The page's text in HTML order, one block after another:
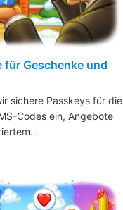
für Geschenke und
sichere Passkeys für die
Codes ein, Angebote